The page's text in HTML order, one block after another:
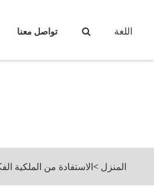
تواصل معنا اللغة
المنزل >الاستفادة من الملكية